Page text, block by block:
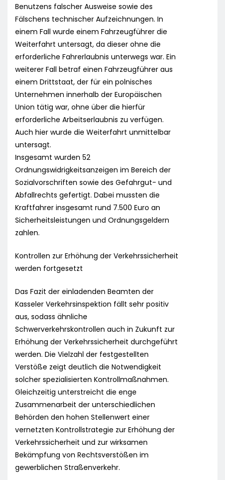
Benutzens falscher Ausweise sowie des
Fälschens technischer Aufzeichnungen. In
einem Fall wurde einem Fahrzeugführer die
Weiterfahrt untersagt, da dieser ohne die
erforderliche Fahrerlaubnis unterwegs war. Ein
weiterer Fall betraf einen Fahrzeugführer aus
einem Drittstaat, der für ein polnisches
Unternehmen innerhalb der Europäischen
Union tätig war, ohne über die hierfür
erforderliche Arbeitserlaubnis zu verfügen.
Auch hier wurde die Weiterfahrt unmittelbar
untersagt.
Insgesamt wurden 52
Ordnungswidrigkeitsanzeigen im Bereich der
Sozialvorschriften sowie des Gefahrgut- und
Abfallrechts gefertigt. Dabei mussten die
Kraftfahrer insgesamt rund 7.500 Euro an
Sicherheitsleistungen und Ordnungsgeldern
zahlen.
Kontrollen zur Erhöhung der Verkehrssicherheit
werden fortgesetzt
Das Fazit der einladenden Beamten der
Kasseler Verkehrsinspektion fällt sehr positiv
aus, sodass ähnliche
Schwerverkehrskontrollen auch in Zukunft zur
Erhöhung der Verkehrssicherheit durchgeführt
werden. Die Vielzahl der festgestellten
Verstöße zeigt deutlich die Notwendigkeit
solcher spezialisierten Kontrollmaßnahmen.
Gleichzeitig unterstreicht die enge
Zusammenarbeit der unterschiedlichen
Behörden den hohen Stellenwert einer
vernetzten Kontrollstrategie zur Erhöhung der
Verkehrssicherheit und zur wirksamen
Bekämpfung von Rechtsverstößen im
gewerblichen Straßenverkehr.